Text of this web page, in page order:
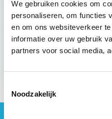
We gebruiken cookies om
personaliseren, om functies
en om ons websiteverkeer
informatie over uw gebruik
partners voor social media,
Noodzakelijk
wo 9 sep 2026 -
Meer